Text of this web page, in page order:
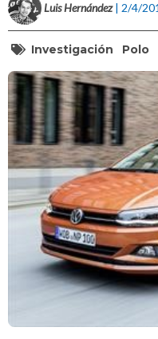
Luis Hernández | 2/4/
Investigación Polo